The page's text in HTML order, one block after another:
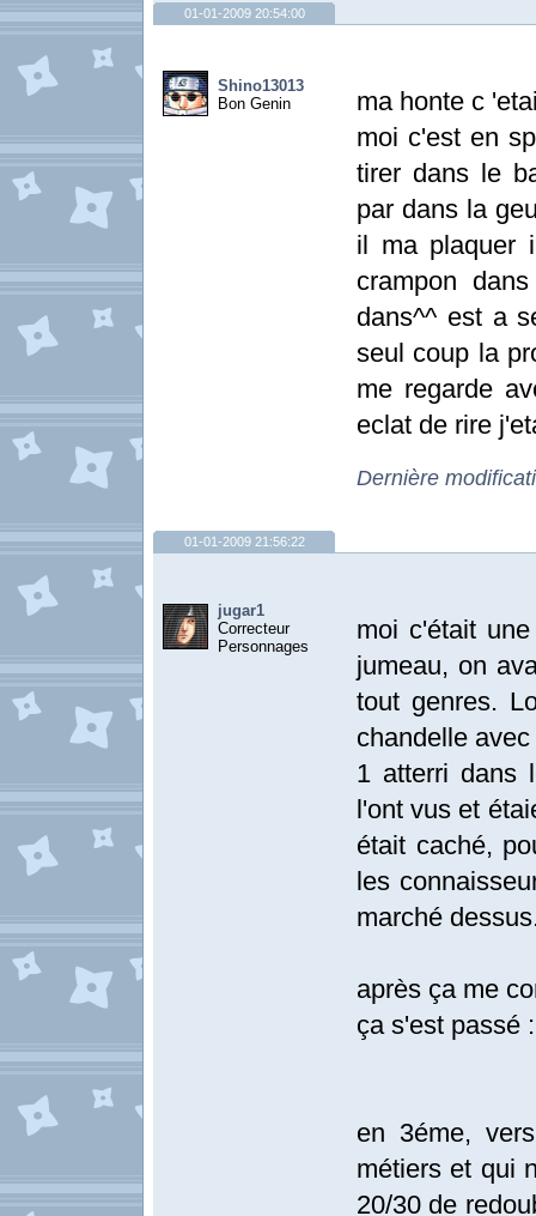
01-01-2009 20:54:00
Shino13013
Bon Genin
ma honte c
moi c'est en
tirer dans le
par dans la
il ma plaquer
crampon
dans^^ est a
seul coup la
me regarde
eclat de rire
Dernière
01-01-2009 21:56:22
jugar1
Correcteur
Personnages
moi c'était
jumeau, on
tout genres.
chandelle
1 atterri dans
l'ont vus et
était caché,
les
marché
après ça me
ça s'est passé :
en 3éme,
métiers et qui
20/30 de